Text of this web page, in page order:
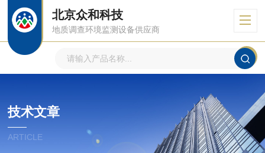
北京众和科技
地质调查环境监测设备供应商
技术文章
ARTICLE